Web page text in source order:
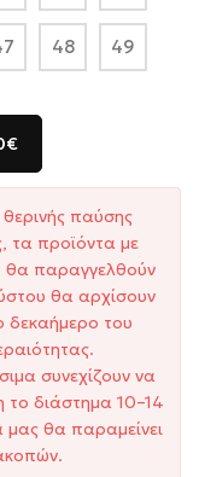
48 49
παύσης
τα προϊόντα με
θα παραγγελθούν
θα αρχίσουν
δεκαήμερο του
συνεχίζουν να
το διάστημα 10–14
μας θα παραμείνει